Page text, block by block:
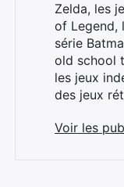
Zelda, les
of Legend,
série
old school
les jeux
des jeux
Voir les